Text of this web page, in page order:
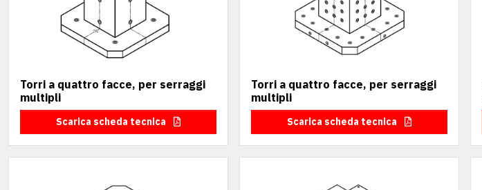
Torri a quattro facce, per serraggi
multipli
Scarica scheda tecnica
Torri a quattro facce, per serraggi
multipli
Scarica scheda tecnica